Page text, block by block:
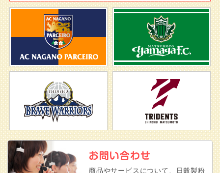
商品やサービスについて、日穀製粉